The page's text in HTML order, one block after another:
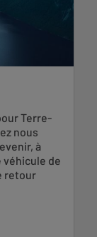
Terre-
nous
à
de
retour